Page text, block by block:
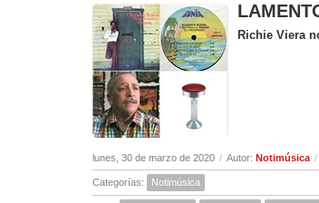
Richie Viera
lunes, 30 de marzo de 2020 / Autor: Notimúsica /
Categorías: Notimúsica